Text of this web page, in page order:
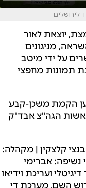
לירושלים
יוצאת לאור
מניגונים
על ידי מיטב
תמונות מחפצי
הקמת משכן-קבע
הגה"צ אבד"ק
קלצקין | מקהלה:
נשיפה: אברימי
ועריכת וידיאו
השם, מערכת די